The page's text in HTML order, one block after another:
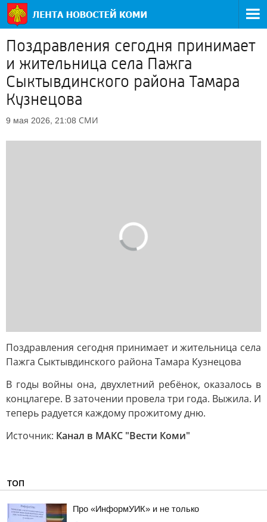
Поздравления сегодня принимает
и жительница села Пажга
Сыктывдинского района Тамара
Кузнецова
9 мая 2026, 21:08 СМИ
Поздравления сегодня принимает и жительница села
Пажга Сыктывдинского района Тамара Кузнецова
В годы войны она, двухлетний ребёнок, оказалось в
концлагере. В заточении провела три года. Выжила. И
теперь радуется каждому прожитому дню.
Источник: Канал в МАКС "Вести Коми"
ТОП
Про «ИнформУИК» и не только